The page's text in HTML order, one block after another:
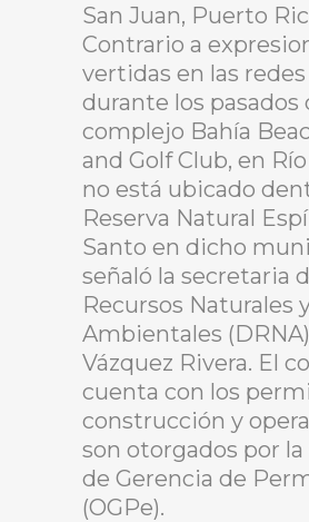
San Juan, Puerto
Contrario a
vertidas en las
durante los pasados
complejo Bahía
and Golf Club, en
no está ubicado
Reserva Natural
Santo en dicho
señaló la secretaria
Recursos Naturales
Ambientales
Vázquez Rivera. El
cuenta con los
construcción y
son otorgados por la
de Gerencia de
(OGPe).